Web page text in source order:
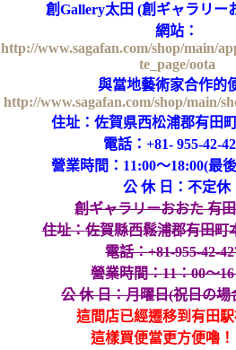
創Gallery太田 (創ギャラリー
網站：
http://www.sagafan.com/shop/main/
te_page/oota
與當地藝術家合作的
http://www.sagafan.com/shop/main/
住址：佐賀県西松浦郡有田
電話：+81- 955-42-
營業時間：11:00～18:00(最
公 休 日：不定休
創ギャラリーおおた 有
住址：佐賀縣西鬆浦郡有田町
電話：+81-955-42-
營業時間：11：00～
公 休 日：月曜日(祝日の場
這間店已經遷移到有田
這樣買便當更方便嚕！